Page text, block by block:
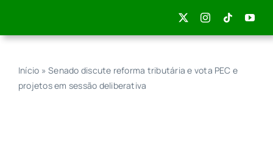
content
Início »Senado discute reforma tributária e vota PEC e
projetos em sessão deliberativa